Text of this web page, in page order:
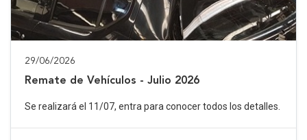
29/06/2026
Remate de Vehículos - Julio 2026
Se realizará el 11/07, entra para conocer todos los detalles.